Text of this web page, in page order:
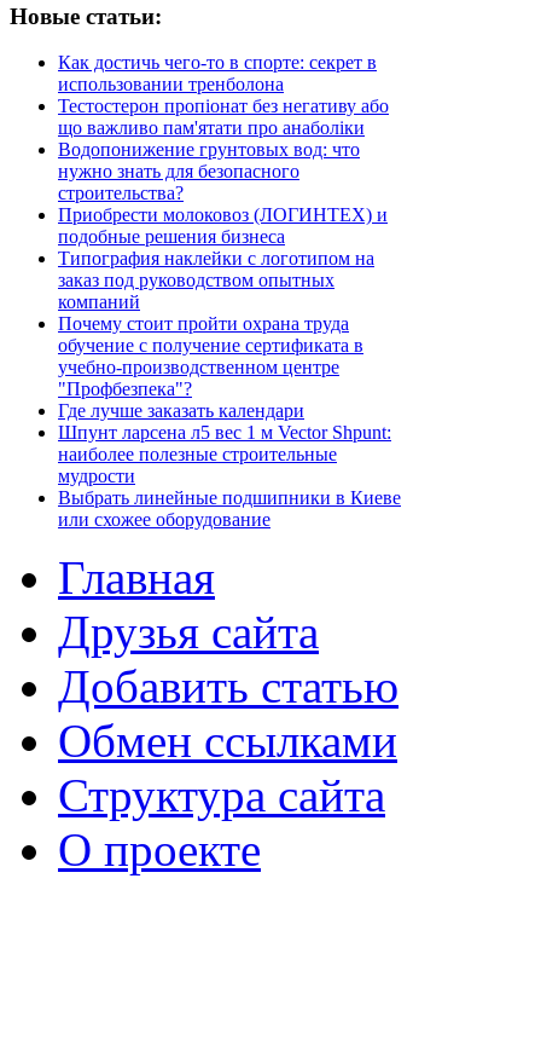
Новые статьи:
Как достичь чего-то в спорте: секрет в
использовании тренболона
Тестостерон пропіонат без негативу або
що важливо пам'ятати про анаболіки
Водопонижение грунтовых вод: что
нужно знать для безопасного
строительства?
Приобрести молоковоз (ЛОГИНТЕХ) и
подобные решения бизнеса
Типография наклейки с логотипом на
заказ под руководством опытных
компаний
Почему стоит пройти охрана труда
обучение с получение сертификата в
учебно-производственном центре
"Профбезпека"?
Где лучше заказать календари
Шпунт ларсена л5 вес 1 м Vector Shpunt:
наиболее полезные строительные
мудрости
Выбрать линейные подшипники в Киеве
или схожее оборудование
Главная
Друзья сайта
Добавить статью
Обмен ссылками
Структура сайта
О проекте